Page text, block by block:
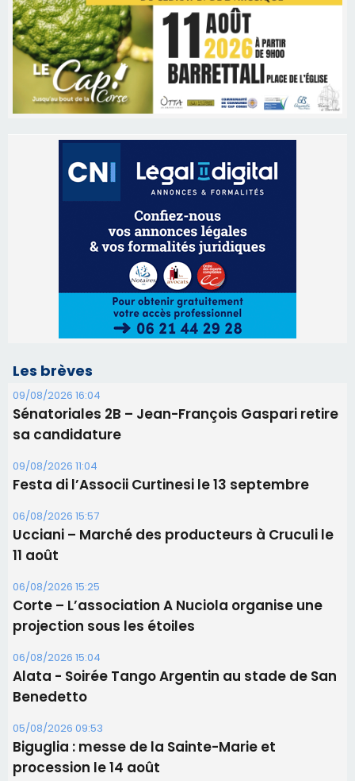
Les brèves
Sénatoriales 2B – Jean-François Gaspari retire
sa candidature
Festa di l’Associi Curtinesi le 13 septembre
11 août
06/08/2026 15:25
Corte – L’association A Nuciola organise une
projection sous les étoiles
06/08/2026 15:04
Alata - Soirée Tango Argentin au stade de San
Benedetto
05/08/2026 09:53
Biguglia : messe de la Sainte-Marie et
procession le 14 août
Les plus lus
Éclipse du 12 août : Où s'installer en Corse pour
Satine Nomary est la nouvelle Miss Corse 2026
Éclipse du 12 août : la Corse aux premières loges
d'un spectacle qui ne reviendra pas avant 2081